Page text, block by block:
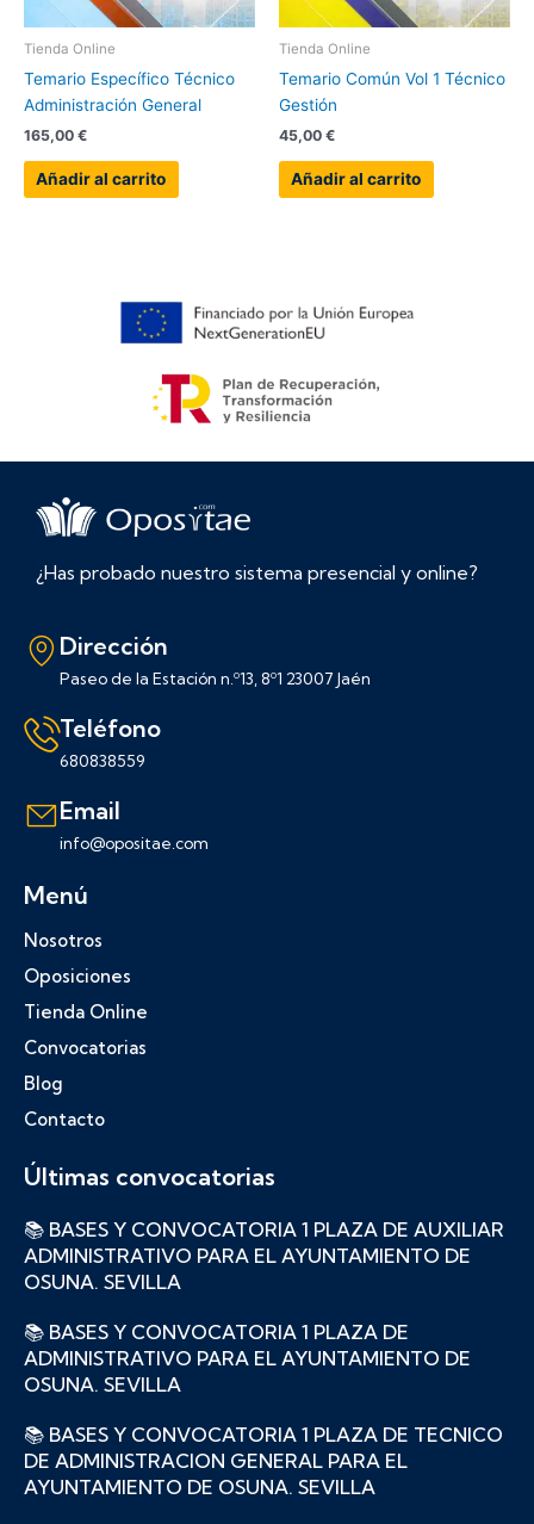
Tienda Online
Temario Específico Técnico
Administración General
165,00 €
Añadir al carrito
Tienda Online
Temario Común Vol 1 Técnico
Gestión
45,00 €
Añadir al carrito
¿Has probado nuestro sistema presencial y online?
Dirección
Paseo de la Estación n.º13, 8º1 23007 Jaén
Teléfono
680838559
Email
info@opositae.com
Menú
Nosotros
Oposiciones
Tienda Online
Convocatorias
Blog
Contacto
Últimas convocatorias
📚 BASES Y CONVOCATORIA 1 PLAZA DE AUXILIAR
ADMINISTRATIVO PARA EL AYUNTAMIENTO DE
OSUNA. SEVILLA
📚 BASES Y CONVOCATORIA 1 PLAZA DE
ADMINISTRATIVO PARA EL AYUNTAMIENTO DE
OSUNA. SEVILLA
📚 BASES Y CONVOCATORIA 1 PLAZA DE TECNICO
DE ADMINISTRACION GENERAL PARA EL
AYUNTAMIENTO DE OSUNA. SEVILLA